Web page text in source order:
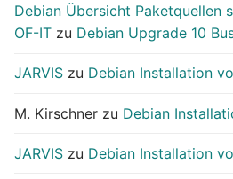
Debian Übersicht Paketquellen
OF-IT zu Debian Upgrade 10
JARVIS zu Debian Installation
M. Kirschner zu Debian
JARVIS zu Debian Installation